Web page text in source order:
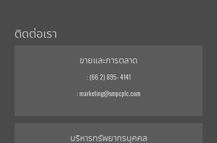
ติดต่อเรา
ขายและการตลาด
: (66 2) 895- 4141
: marketing@smpcplc.com
บริหารทรัพยากรบุคคล